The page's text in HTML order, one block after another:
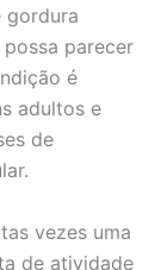
gordura
parecer
é
adultos e
de
vezes uma
de atividade